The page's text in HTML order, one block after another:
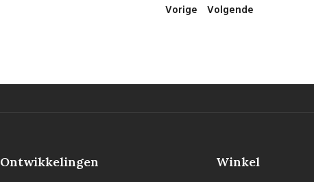
Vorige Volgende
Ontwikkelingen Winkel